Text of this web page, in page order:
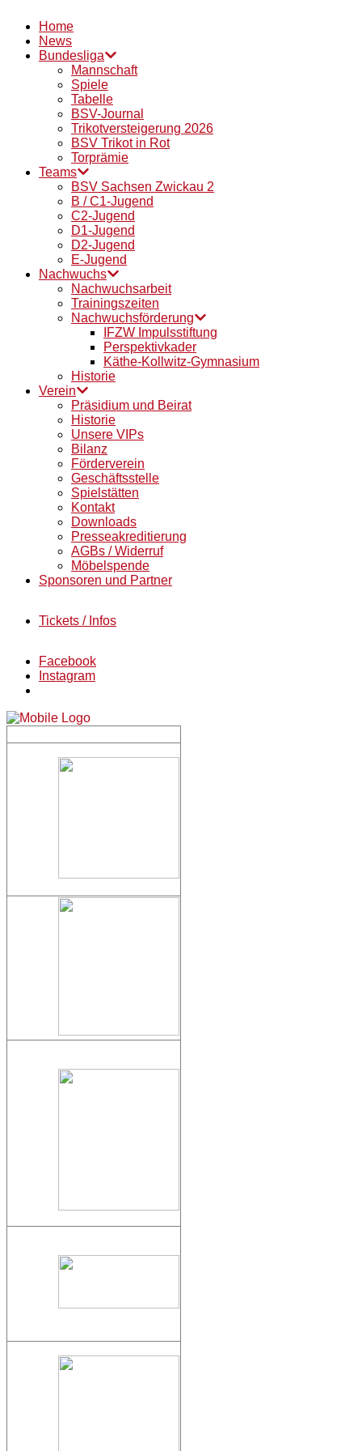
Home
News
Bundesliga
Mannschaft
Spiele
Tabelle
BSV-Journal
Trikotversteigerung 2026
BSV Trikot in Rot
Torprämie
Teams
BSV Sachsen Zwickau 2
B / C1-Jugend
C2-Jugend
D1-Jugend
D2-Jugend
E-Jugend
Nachwuchs
Nachwuchsarbeit
Trainingszeiten
Nachwuchsförderung
IFZW Impulsstiftung
Perspektivkader
Käthe-Kollwitz-Gymnasium
Historie
Verein
Präsidium und Beirat
Historie
Unsere VIPs
Bilanz
Förderverein
Geschäftsstelle
Spielstätten
Kontakt
Downloads
Presseakreditierung
AGBs / Widerruf
Möbelspende
Sponsoren und Partner
Tickets / Infos
Facebook
Instagram